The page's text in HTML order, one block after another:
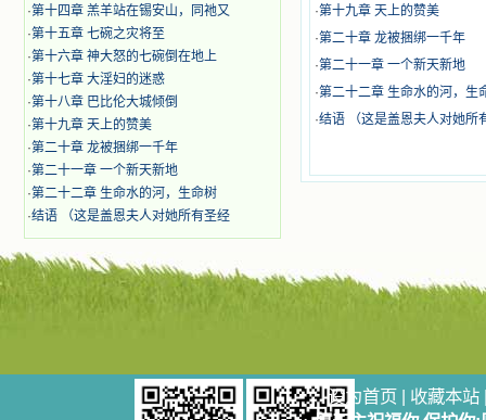
着，为自已的同胞带给他们的苦难而
哀号。我一遍遍地重读那一行行被我
的斑斑泪痕弄得模糊不清的字句，那
些被主的爱火所燃烧而离开家乡来到
中国的传教士，我多么爱你们啊！我
心中流淌着多少感激的泪水。 他
们受苦却觉得喜乐，因为他们爱主，
他们感到能为主受一点苦是多么喜乐
的事。他们受苦时仍在唱着感谢的
歌，因他们无法不称颂主，因主使他
们的心灵洋溢了快乐；他们激发了我
内心神圣的热情，在我的心灵深处燃
有力的言行激励我向前。 我一面
读，一面想过着他们这样圣善的生
活，也立志不在这虚幻的尘世中寻求
听他们的教诲，伴随在他们的身边，
和他们一起赞颂吾主，想到那使我欣
·第十四章 羔羊站在锡安山，同祂又
·第十五章 七碗之灾将至
·第十六章 神大怒的七碗倒在地上
·第十七章 大淫妇的迷惑
·第十八章 巴比伦大城倾倒
·第十九章 天上的赞美
·第二十章 龙被捆绑一千年
·第二十一章 一个新天新地
·第二十二章 生命水的河，生命树
·结语 （这是盖恩夫人对她所有圣经
·第十九章 天上的赞美
·第二十章 龙被捆绑一千年
·第二十一章 一个新天新地
·第二十二章 生命水的河，生
·结语 （这是盖恩夫人对她所
设为首页 | 收藏本站